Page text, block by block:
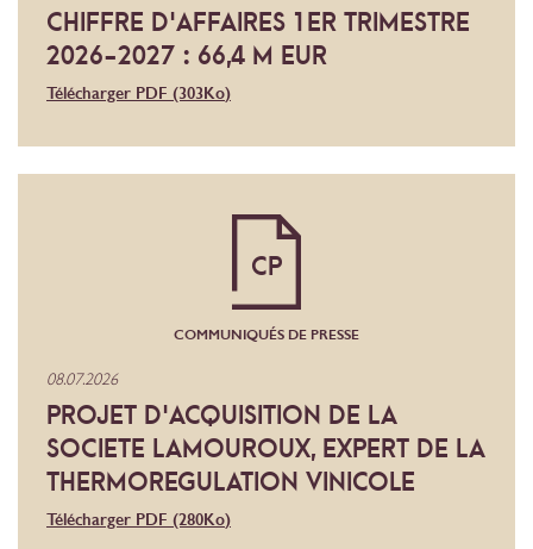
CHIFFRE D'AFFAIRES 1ER TRIMESTRE
2026-2027 : 66,4 M EUR
Télécharger PDF (303Ko)
CP
COMMUNIQUÉS DE PRESSE
08.07.2026
PROJET D'ACQUISITION DE LA
SOCIETE LAMOUROUX, EXPERT DE LA
THERMOREGULATION VINICOLE
Télécharger PDF (280Ko)